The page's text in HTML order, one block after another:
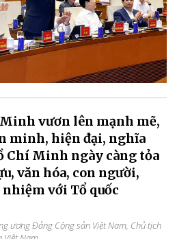
vươn lên mạnh mẽ,
minh, hiện đại, nghĩa
Chí Minh ngày càng tỏa
văn hóa, con người,
với Tổ quốc
ương Đảng Cộng sản Việt Nam, Chủ tịch